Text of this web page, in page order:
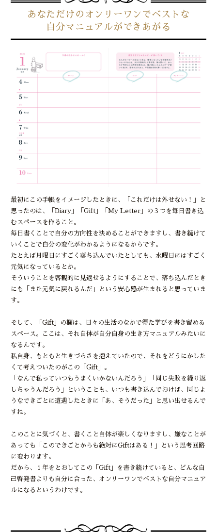
あなただけのオンリーワンでベストな
自分マニュアルができあがる
最初にこの手帳をイメージしたときに、「これだけは外せない！」と
思ったのは、「Diary」「Gift」「My Letter」の３つを毎日書き込
むスペースを作ること。
毎日書くことで自分の方向性を決めることができますし、書き続けて
いくことで自分の変化がわかるようになるからです。
たとえば月曜日にすごく落ち込んでいたとしても、水曜日にはすごく
元気になっているとか。
そういうことを客観的に見返せるようにすることで、落ち込んだとき
にも「また元気に戻れるんだ」という安心感が生まれると思っていま
す。
そして、「Gift」の欄は、日々の生活のなかで得た学びを書き留める
スペース。ここは、それ自体が自分自身の生き方マニュアルみたいに
なるんです。
私自身、もともと生きづらさを抱えていたので、それをどうにかした
くて考えついたのがこの「Gift」。
「なんで私っていつもうまくいかないんだろう」「同じ失敗を繰り返
しちゃうんだろう」ということも、いつも書き込んでおけば、同じよ
うなできごとに遭遇したときに「あ、そうだった」と思い出せるんで
すね。
このことに気づくと、書くこと自体が楽しくなりますし、嫌なことが
あっても「このできごとからも絶対にGiftはある！」という思考回路
に変わります。
だから、１年をとおしてこの「Gift」を書き続けていると、どんな自
己啓発書よりも自分に合った、オンリーワンでベストな自分マニュア
ルになるというわけです。